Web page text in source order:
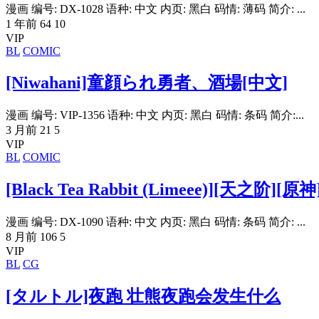
漫画 编号: DX-1028 语种: 中文 内页: 黑白 码情: 薄码 简介: ...
1 年前 64 10
VIP
BL COMIC
[Niwahani]童顔られ勇者、酒場[中文]
漫画 编号: VIP-1356 语种: 中文 内页: 黑白 码情: 条码 简介:...
3 月前 21 5
VIP
BL COMIC
[Black Tea Rabbit (Limeee)][天之阶][原
漫画 编号: DX-1090 语种: 中文 内页: 黑白 码情: 条码 简介: ...
8 月前 106 5
VIP
BL CG
[タルトル]夜跑 壮熊夜跑会发生什么